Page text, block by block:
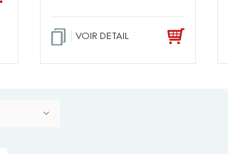
VOIR DETAIL